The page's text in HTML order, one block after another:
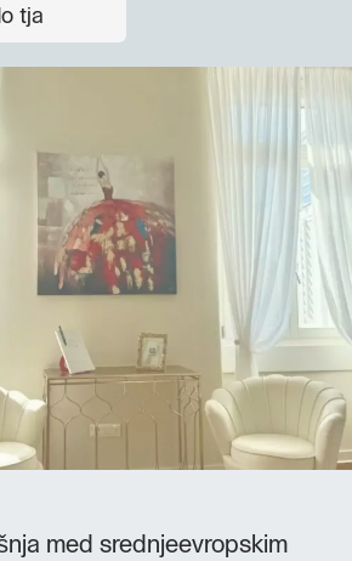
tja
med srednjeevropskim